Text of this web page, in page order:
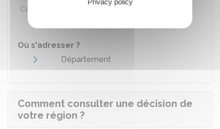
Coût de transmission
Où s'adresser ?
Département
Comment consulter une décision de
votre région ?